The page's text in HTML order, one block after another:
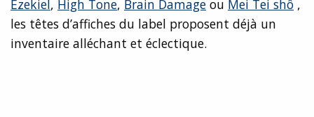
Ezekiel, High Tone, Brain Damage ou Mei Tei shô ,
les têtes d’affiches du label proposent déjà un
inventaire alléchant et éclectique.